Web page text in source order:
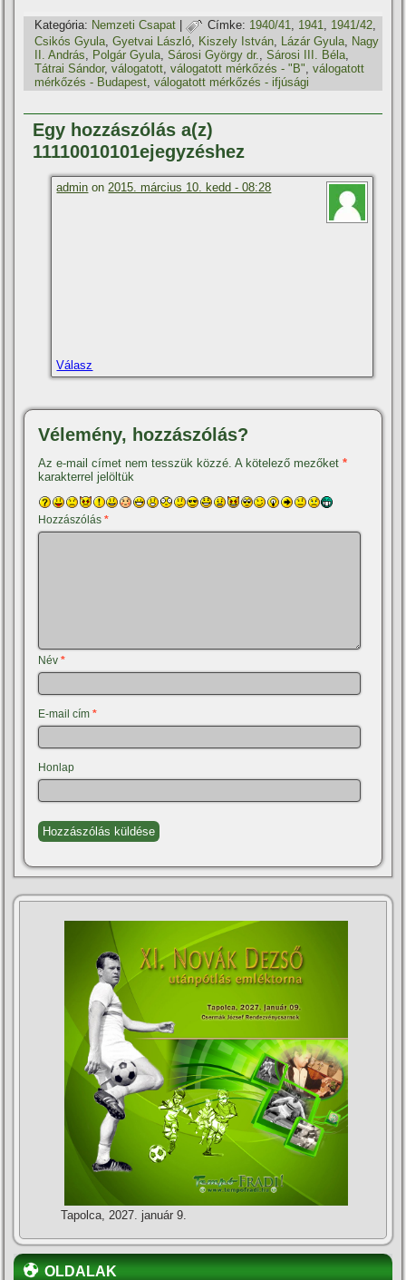
Kategória: Nemzeti Csapat | Címke: 1940/41, 1941, 1941/42,
Csikós Gyula,Gyetvai László, Kiszely István, Lázár Gyula, Nagy
II. András, Polgár Gyula,Sárosi György dr.,Sárosi III. Béla,
Tátrai Sándor,válogatott,válogatott mérkőzés - "B",válogatott
mérkőzés - Budapest,válogatott mérkőzés - ifjúsági
Egy hozzászólás a(z)
11110010101ejegyzéshez
admin on2015. március 10. kedd - 08:28
Válasz
Vélemény, hozzászólás?
Az e-mail címet nem tesszük közzé. A kötelező mezőket*
karakterrel jelöltük
Hozzászólás*
Név*
E-mail cím*
Honlap
Tapolca, 2027. január 9.
OLDALAK